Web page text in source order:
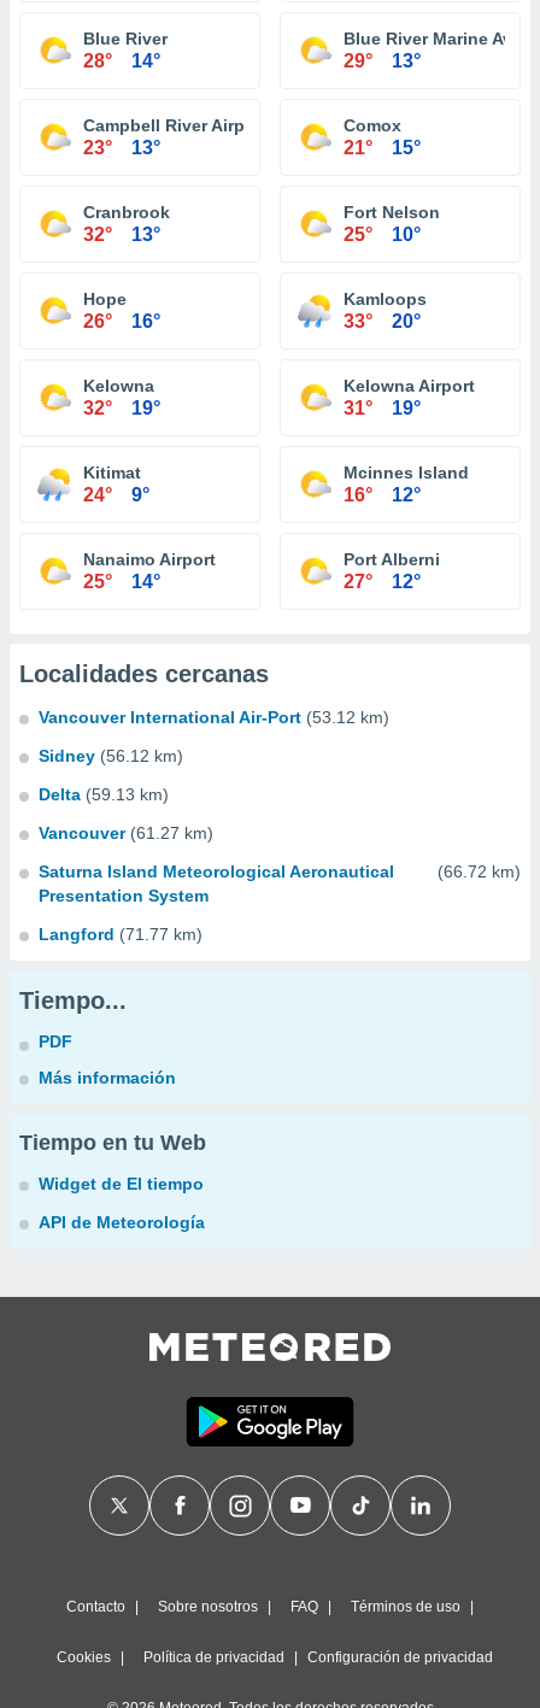
Blue River
28° 14°
Blue River Marine
29° 13°
Campbell River Airport
23° 13°
Comox
21° 15°
Cranbrook
32° 13°
Fort Nelson
25° 10°
Hope
26° 16°
Kamloops
33° 20°
Kelowna
32° 19°
Kelowna Airport
31° 19°
Kitimat
24° 9°
Mcinnes Island
16° 12°
Nanaimo Airport
25° 14°
Port Alberni
27° 12°
Localidades cercanas
Vancouver International Air-Port (53.12 km)
Sidney (56.12 km)
Delta (59.13 km)
Vancouver (61.27 km)
Saturna Island Meteorological Aeronautical
Presentation System
(66.72 km)
Langford (71.77 km)
Tiempo...
PDF
Más información
Tiempo en tu Web
Widget de El tiempo
API de Meteorología
Contacto Sobre nosotros FAQ Términos de uso
Cookies Política de privacidad Configuración de privacidad